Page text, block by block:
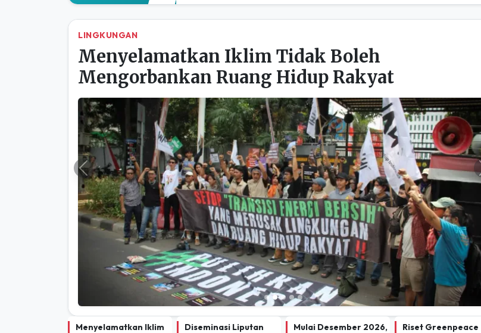
LINGKUNGAN
Menyelamatkan Iklim Tidak Boleh
Mengorbankan Ruang Hidup Rakyat
Previous
Menyelamatkan Iklim
Diseminasi Liputan
Mulai Desember 2026,
Riset Greenpeace